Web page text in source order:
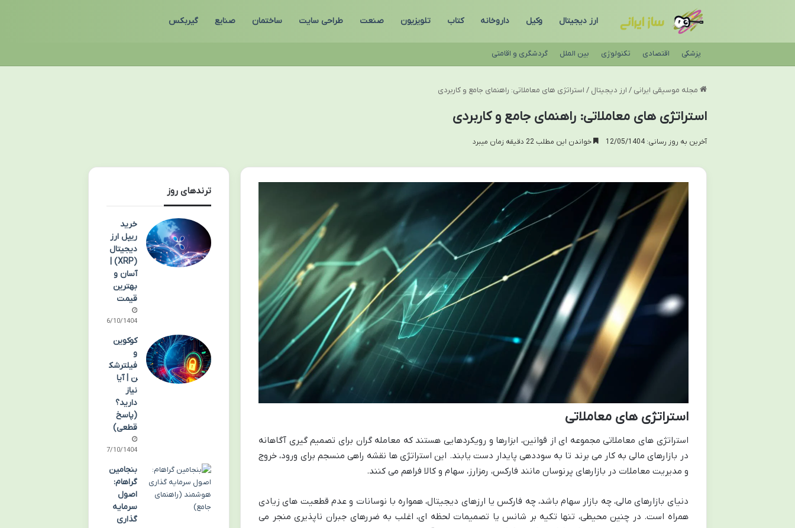
ارز دیجیتال وکیل داروخانه کتاب تلویزیون صنعت طراحی سایت ساختمان صنایع گیربکس
پزشکی اقتصادی تکنولوژی بین الملل گردشگری و اقامتی
مجله موسیقی ایرانی / ارز دیجیتال / استراتژی های معاملاتی: راهنمای جامع و کاربردی
استراتژی های معاملاتی: راهنمای جامع و کاربردی
آخرین به روز رسانی: 12/05/1404 خواندن این مطلب 22 دقیقه زمان میبرد
استراتژی های معاملاتی
استراتژی های معاملاتی مجموعه ای از قوانین، ابزارها و رویکردهایی هستند که معامله گران برای تصمیم گیری آگاهانه
در بازارهای مالی به کار می برند تا به سوددهی پایدار دست یابند. این استراتژی ها نقشه راهی منسجم برای ورود، خروج
و مدیریت معاملات در بازارهای پرنوسان مانند فارکس، رمزارز، سهام و کالا فراهم می کنند.
دنیای بازارهای مالی، چه بازار سهام باشد، چه فارکس یا ارزهای دیجیتال، همواره با نوسانات و عدم قطعیت های زیادی
همراه است. در چنین محیطی، تنها تکیه بر شانس یا تصمیمات لحظه ای، اغلب به ضررهای جبران ناپذیری منجر می
ترندهای روز
خرید
ریپل ارز
دیجیتال
(XRP) |
آسان و
بهترین
قیمت
06/10/1404
کوکوین
و
فیلترشک
ن | آیا
نیاز
دارید؟
(پاسخ
قطعی)
07/10/1404
بنجامین
گراهام:
اصول
سرمایه
گذاری